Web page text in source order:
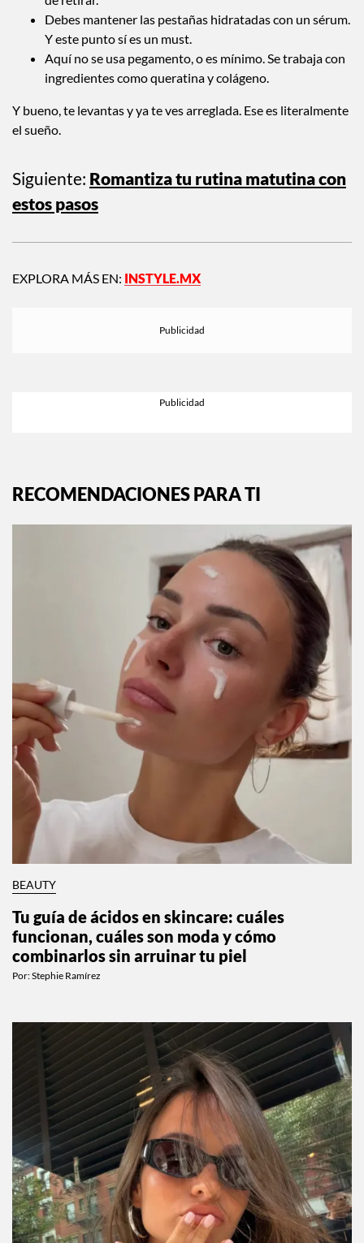
Debes mantener las pestañas hidratadas con un sérum.
Y este punto sí es un must.
Aquí no se usa pegamento, o es mínimo. Se trabaja con
ingredientes como queratina y colágeno.
Y bueno, te levantas y ya te ves arreglada. Ese es literalmente
el sueño.
Siguiente: Romantiza tu rutina matutina con
estos pasos
EXPLORA MÁS EN: INSTYLE.MX
RECOMENDACIONES PARA TI
BEAUTY
Tu guía de ácidos en skincare: cuáles
funcionan, cuáles son moda y cómo
combinarlos sin arruinar tu piel
Por:Stephie Ramírez